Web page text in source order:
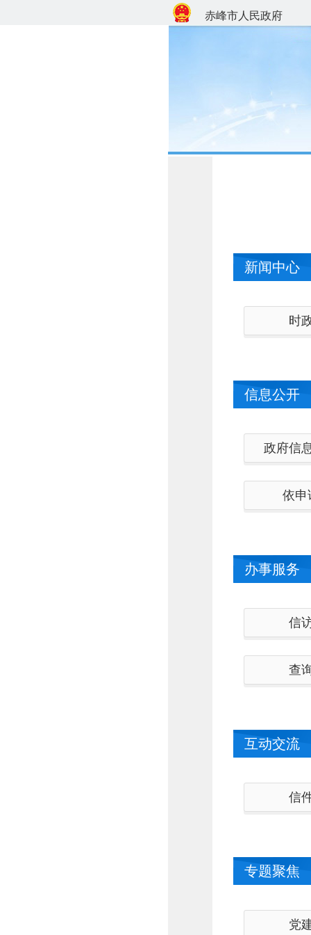
赤峰市人民政府
新闻中心
时
信息公开
政府信
依申
办事服务
信
查
互动交流
信
专题聚焦
党